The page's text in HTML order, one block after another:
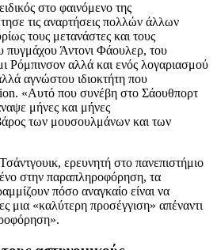
στο φαινόμενο της
τις αναρτήσεις πολλών άλλων
τους μετανάστες και τους
πυγμάχου Άντονι Φάουλερ, του
Ρόμπινσον αλλά και ενός λογαριασμού
αγνώστου ιδιοκτήτη που
«Αυτό που συνέβη στο Σάουθπορτ
μήνες και μήνες
των μουσουλμάνων και των
ερευνητή στο πανεπιστήμιο
στην παραπληροφόρηση, τα
πόσο αναγκαίο είναι να
μια «καλύτερη προσέγγιση» απέναντι